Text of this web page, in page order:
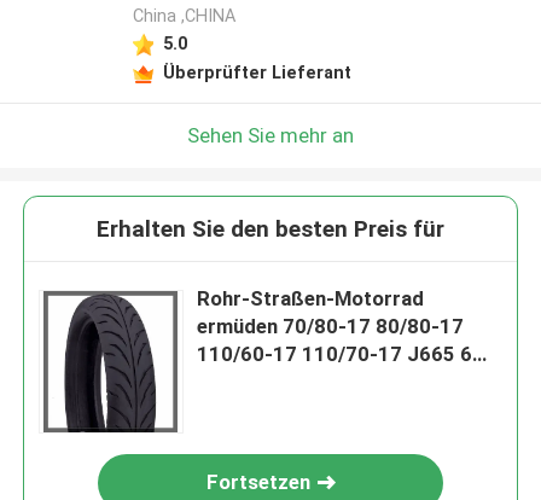
China ,CHINA
5.0
Überprüfter Lieferant
Sehen Sie mehr an
Erhalten Sie den besten Preis für
Rohr-Straßen-Motorrad
ermüden 70/80-17 80/80-17
110/60-17 110/70-17 J665 6
Fortsetzen